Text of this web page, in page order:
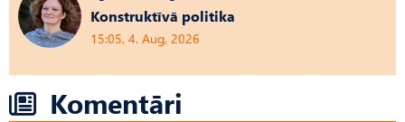
Konstruktīvā politika
15:05, 4. Aug, 2026
Komentāri